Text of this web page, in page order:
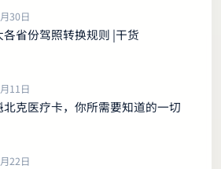
30日
各省份驾照转换规则 |干货
11日
北克医疗卡，你所需要知道的一切
22日